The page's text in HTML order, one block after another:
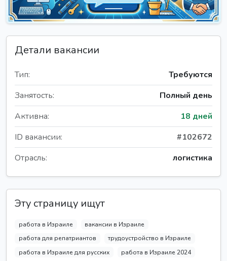
Детали вакансии
Тип:
Требуются
Занятость:
Полный день
Активна:
18 дней
ID вакансии:
#102672
Отрасль:
логистика
Эту страницу ищут
работа в Израиле
вакансии в Израиле
работа для репатриантов
трудоустройство в Израиле
работа в Израиле для русских
работа в Израиле 2024